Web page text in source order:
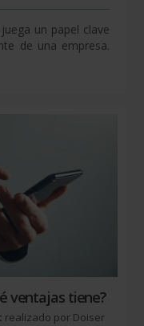
un papel clave
de una empresa.
ventajas tiene?
realizado por Doiser